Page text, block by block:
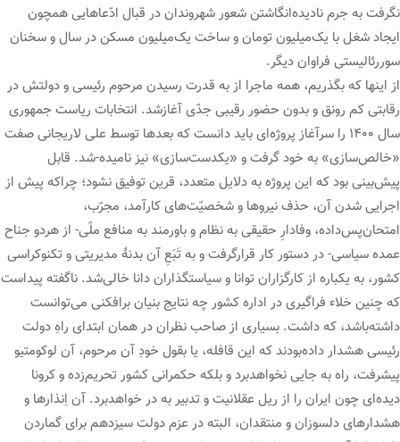
نگرفت به جرم نادیده‌انگاشتن شعور شهروندان در قبال ادّعاهایی همچون
ایجاد شغل با یک‌میلیون تومان و ساخت یک‌میلیون مسکن در سال و سخنان
سوررئالیستی فراوان دیگر.
از اینها که بگذریم، همه ماجرا از به قدرت رسیدن مرحوم رئیسی و دولتش در
رقابتی کم رونق و بدون حضور رقیبی جدّی آغازشد. انتخابات ریاست جمهوری
سال ۱۴۰۰ را سرآغاز پروژه‌ای باید دانست که بعدها توسط علی لاریجانی صفت
«خالص‌سازی» به خود گرفت و «یکدست‌‌سازی» نیز نامیده-شد. قابل
پیش‌بینی بود که این پروژه به دلایل متعدد، قرین توفیق نشود؛ چراکه پیش از
اجرایی شدن آن، حذف نیروها و شخصیّت‌های کارآمد، مجرّب،
امتحان‌پس‌داده، وفادارِ حقیقی به نظام و باورمند به منافع ملّی- از هردو جناح
عمده سیاسی- در دستور کار قرارگرفت و به تَبَعِ آن بدنۀ مدیریتی و تکنوکراسی
کشور، به یکباره از کارگزاران توانا و سیاستگذاران دانا خالی‌شد. ناگفته پیداست
که چنین خلاء فراگیری در اداره کشور چه نتایج بنیان برافکنی می‌توانست
داشته‌باشد، که داشت. بسیاری از صاحب نظران در همان ابتدای راهِ دولت
رئیسی هشدار داده‌بودند که این قافله، یا بقول خودِ آن مرحوم، آن لوکومتیو
پیشرفت، راه به جایی نخواهدبرد و بلکه حکمرانی کشور تحریم‌زده و کرونا
دیده‌ای چون ایران را از ریل عقلانیت و تدبیر به در خواهدبرد. آن اِنذارها و
هشدارهای دلسوزان و منتقدان، البته در عزم دولت سیزدهم برای گماردن